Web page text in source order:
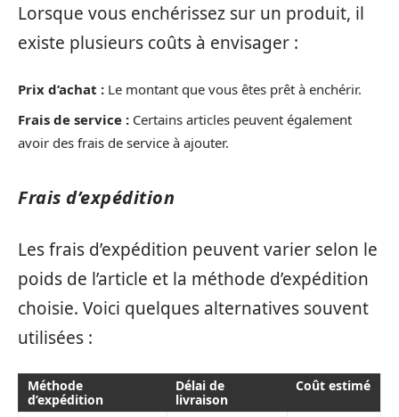
Lorsque vous enchérissez sur un produit, il
existe plusieurs coûts à envisager :
Prix d’achat : Le montant que vous êtes prêt à enchérir.
Frais de service : Certains articles peuvent également
avoir des frais de service à ajouter.
Frais d’expédition
Les frais d’expédition peuvent varier selon le
poids de l’article et la méthode d’expédition
choisie. Voici quelques alternatives souvent
utilisées :
Méthode
d’expédition
Délai de
livraison
Coût estimé